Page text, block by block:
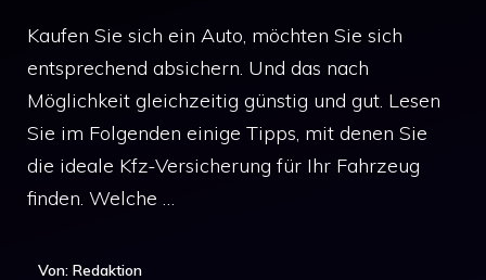
Kaufen Sie sich ein Auto, möchten Sie sich
entsprechend absichern. Und das nach
Möglichkeit gleichzeitig günstig und gut. Lesen
Sie im Folgenden einige Tipps, mit denen Sie
die ideale Kfz-Versicherung für Ihr Fahrzeug
finden. Welche …
Von: Redaktion